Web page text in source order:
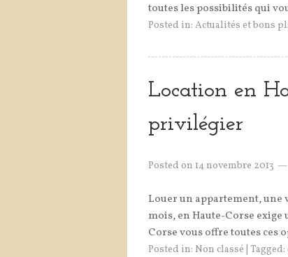
toutes les possibilités qui
Posted in: Actualités et bons
Location en
privilégier
Posted on 14 novembre 2013
Louer un appartement, une
mois, en Haute-Corse
Corse vous offre toutes ces
Posted in: Non classé Tagged: